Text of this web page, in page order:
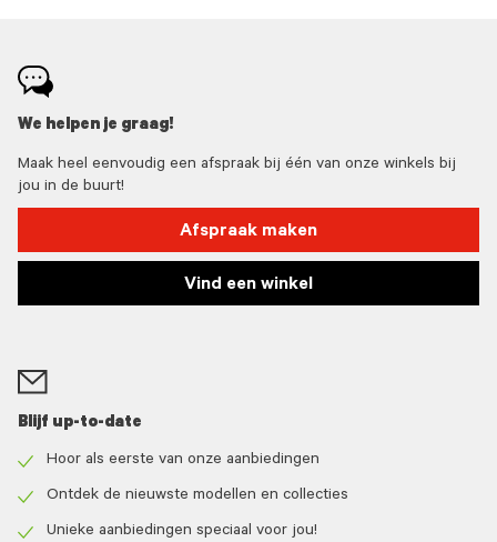
We helpen je graag!
Maak heel eenvoudig een afspraak bij één van onze winkels bij
jou in de buurt!
Afspraak maken
Vind een winkel
Blijf up-to-date
icon
Hoor als eerste van onze aanbiedingen
icon
Ontdek de nieuwste modellen en collecties
Unieke aanbiedingen speciaal voor jou!